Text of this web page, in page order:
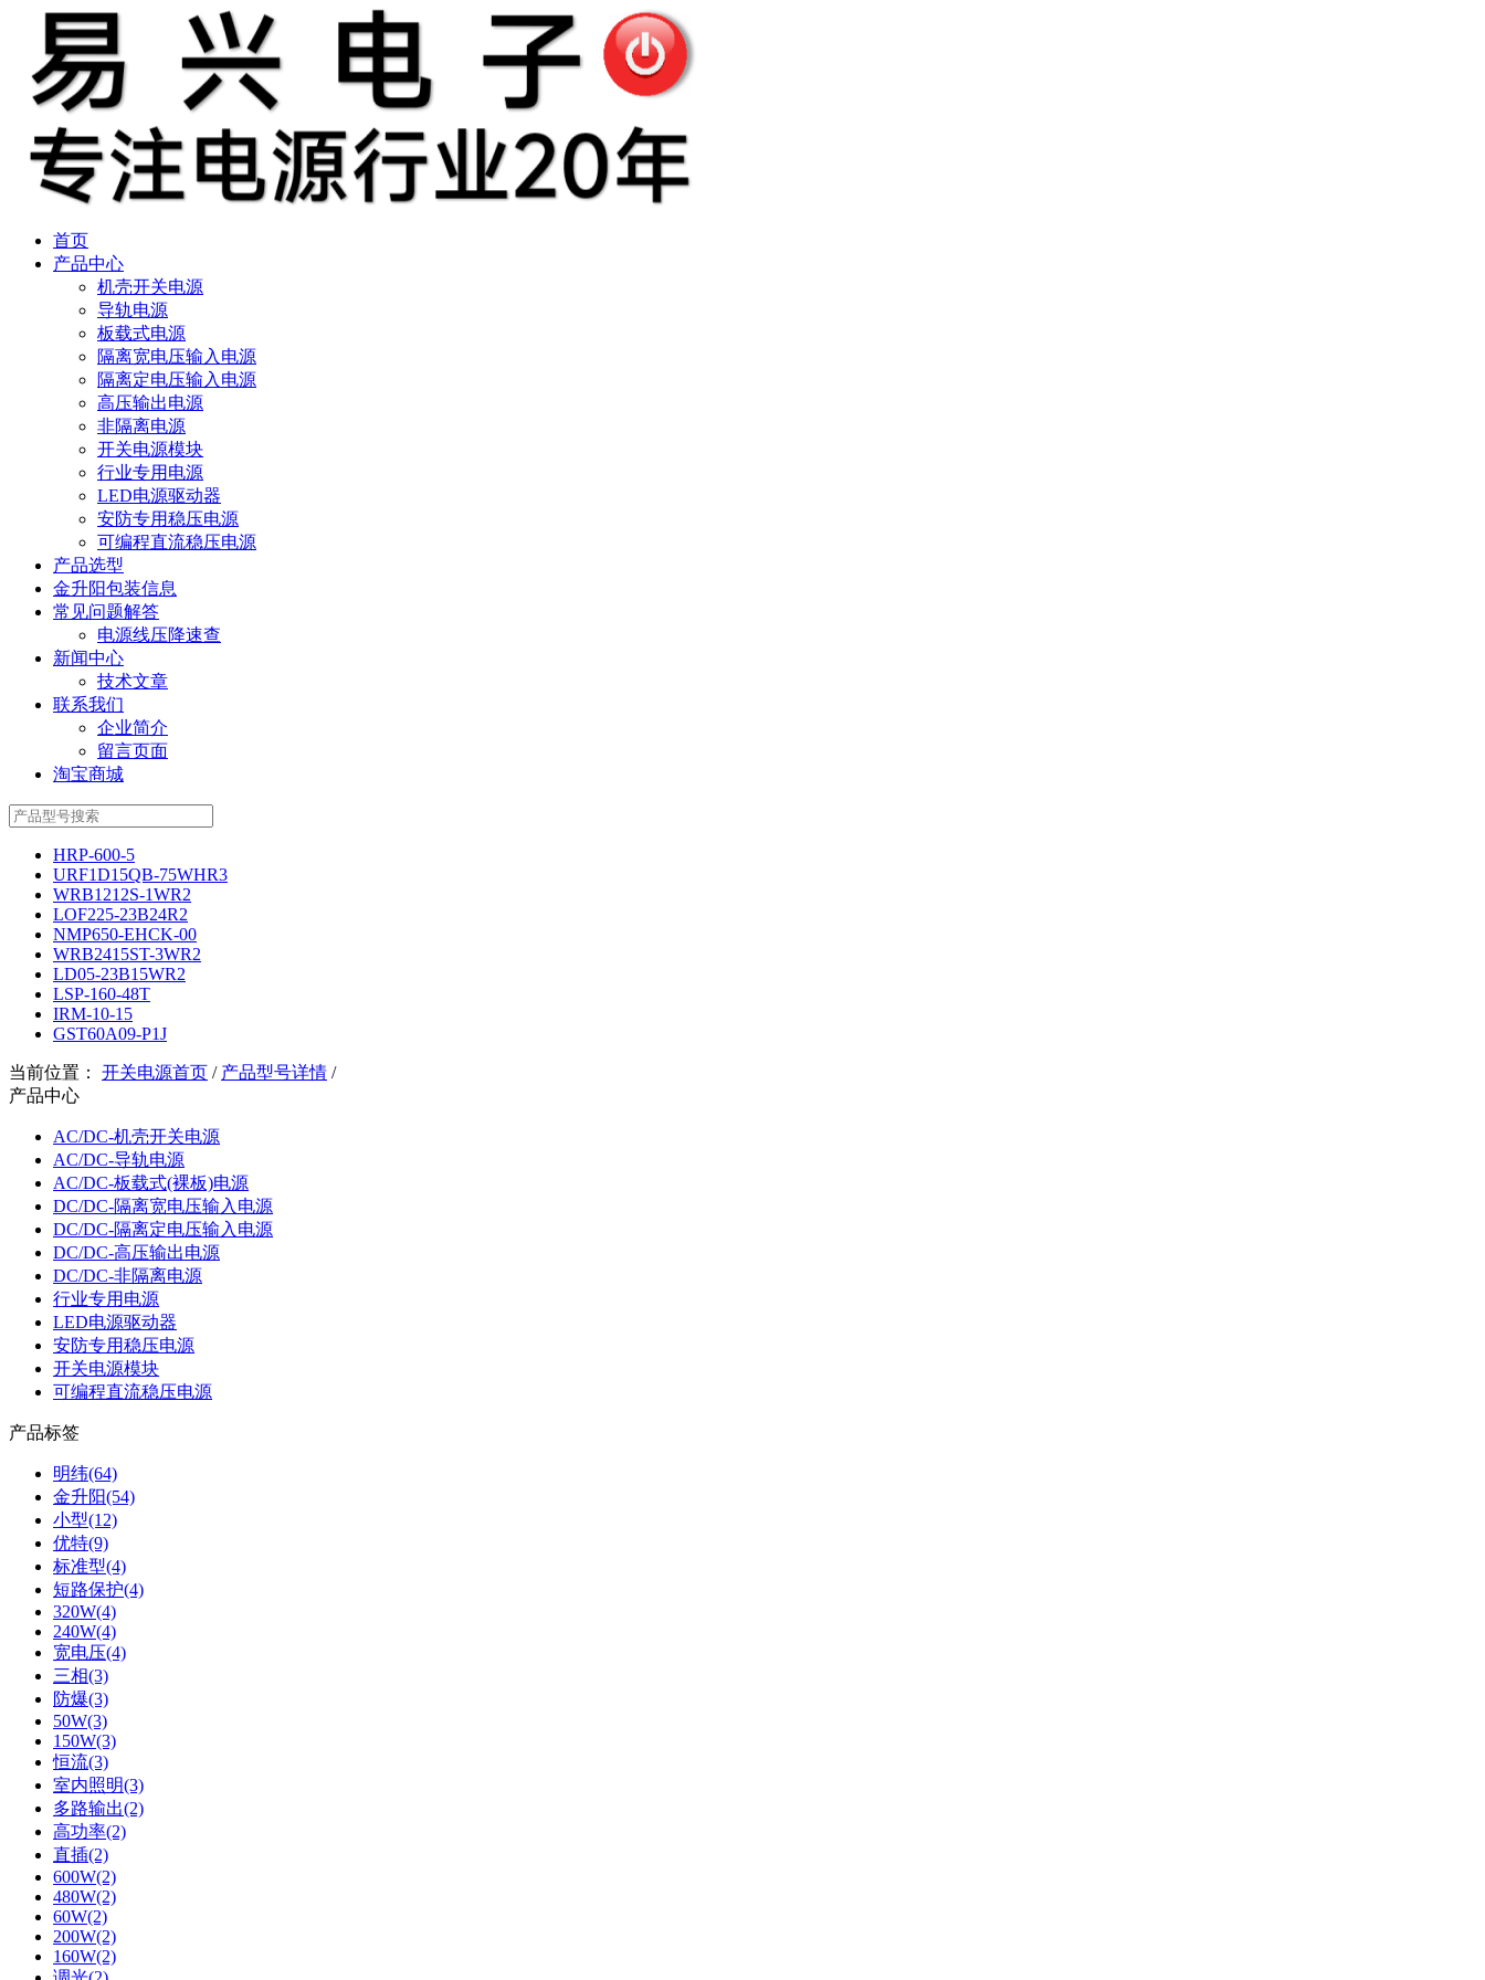
首页
产品中心
机壳开关电源
导轨电源
板载式电源
隔离宽电压输入电源
隔离定电压输入电源
高压输出电源
非隔离电源
开关电源模块
行业专用电源
LED电源驱动器
安防专用稳压电源
可编程直流稳压电源
产品选型
金升阳包装信息
常见问题解答
电源线压降速查
新闻中心
技术文章
联系我们
企业简介
留言页面
淘宝商城
HRP-600-5
URF1D15QB-75WHR3
WRB1212S-1WR2
LOF225-23B24R2
NMP650-EHCK-00
WRB2415ST-3WR2
LD05-23B15WR2
LSP-160-48T
IRM-10-15
GST60A09-P1J
当前位置： 开关电源首页 / 产品型号详情 /
产品中心
AC/DC-机壳开关电源
AC/DC-导轨电源
AC/DC-板载式(裸板)电源
DC/DC-隔离宽电压输入电源
DC/DC-隔离定电压输入电源
DC/DC-高压输出电源
DC/DC-非隔离电源
行业专用电源
LED电源驱动器
安防专用稳压电源
开关电源模块
可编程直流稳压电源
产品标签
明纬(64)
金升阳(54)
小型(12)
优特(9)
标准型(4)
短路保护(4)
320W(4)
240W(4)
宽电压(4)
三相(3)
防爆(3)
50W(3)
150W(3)
恒流(3)
室内照明(3)
多路输出(2)
高功率(2)
直插(2)
600W(2)
480W(2)
60W(2)
200W(2)
160W(2)